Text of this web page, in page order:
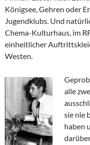
Königsee, Gehren oder
Jugendklubs. Und
Chema-Kulturhaus, im
einheitlicher
Westen.
alle
sie nie
haben